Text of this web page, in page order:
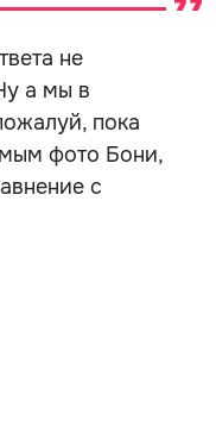
не
а мы в
пока
фото Бони,
с